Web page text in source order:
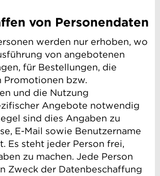
von Personendaten
werden nur erhoben, wo
von angebotenen
für Bestellungen, die
Promotionen bzw.
und die Nutzung
Angebote notwendig
sind dies Angaben zu
E-Mail sowie Benutzername
Es steht jeder Person frei,
zu machen. Jede Person
Zweck der Datenbeschaffung